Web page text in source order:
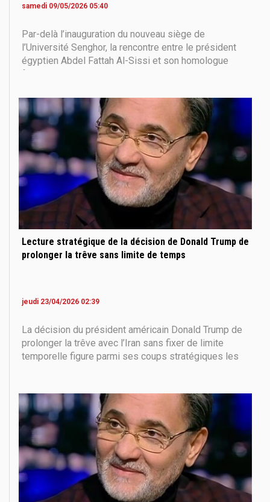
samedi 09/05/2026 05:40
Par-delà l’inauguration du nouveau siège de
l’Université Senghor, la rencontre entre le président
égyptien Abdel Fattah Al-Sissi et son homologue
pays de consolider un partenariat devenu central dans
un
Lecture stratégique de la décision de Donald Trump de
prolonger la trêve sans limite de temps
jeudi 23/04/2026 02:39
La décision du président américain Donald Trump de
prolonger la trêve avec l’Iran sans fixer de limite
temporelle figure parmi ses coups stratégiques les
Premier ministre pakistanais — il a fait d’une